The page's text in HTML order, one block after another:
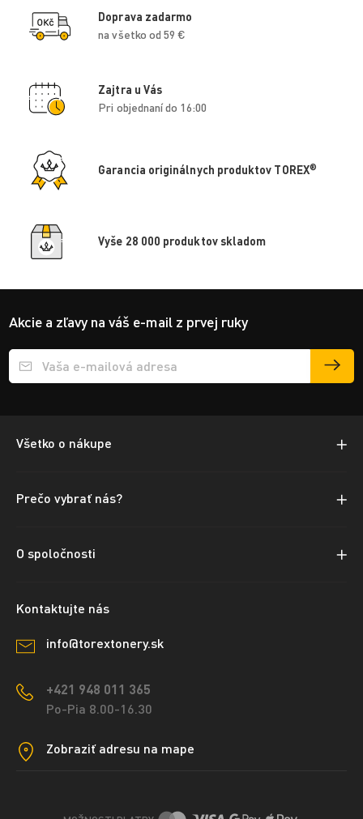
Doprava zadarmo
na všetko od 59 €
Zajtra u Vás
Pri objednaní do 16:00
Garancia originálnych produktov TOREX®
Vyše 28 000 produktov skladom
Akcie a zľavy na váš e-mail z prvej ruky
Přihlášení e-mailu k odběru
Všetko o nákupe
Prečo vybrať nás?
O spoločnosti
Kontaktujte nás
info@torextonery.sk
+421 948 011 365
Po-Pia 8.00-16.30
Zobraziť adresu na mape